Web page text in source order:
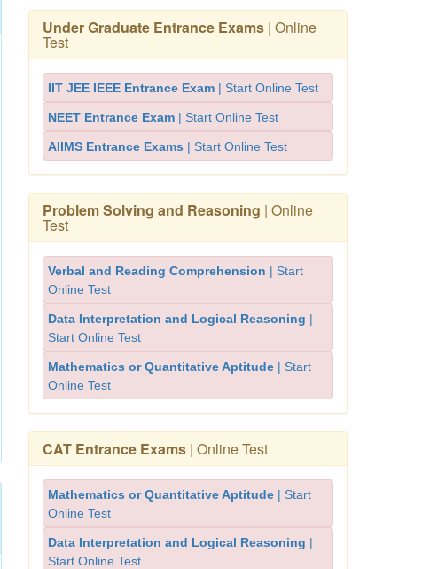
Under Graduate Entrance Exams | Online
Test
IIT JEE IEEE Entrance Exam | Start Online Test
NEET Entrance Exam | Start Online Test
AIIMS Entrance Exams | Start Online Test
Problem Solving and Reasoning | Online
Test
Verbal and Reading Comprehension | Start
Online Test
Data Interpretation and Logical Reasoning |
Start Online Test
Mathematics or Quantitative Aptitude | Start
Online Test
CAT Entrance Exams | Online Test
Mathematics or Quantitative Aptitude | Start
Online Test
Data Interpretation and Logical Reasoning |
Start Online Test